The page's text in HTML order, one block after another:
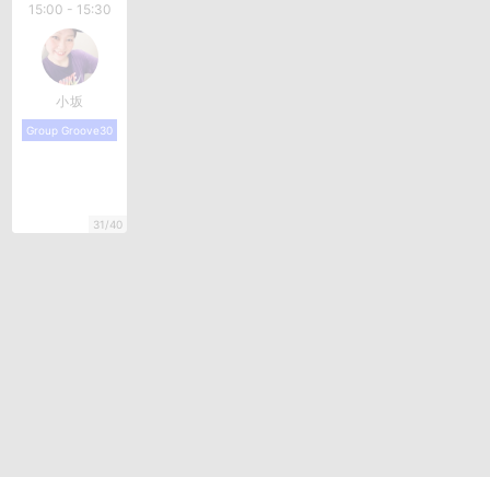
15:00 - 15:30
小坂
Group Groove30
31/40